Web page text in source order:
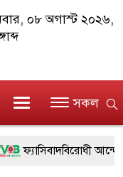
০৮ অগাস্ট ২০২৬,
সকল
ফ্যাসিবাদবিরোধী